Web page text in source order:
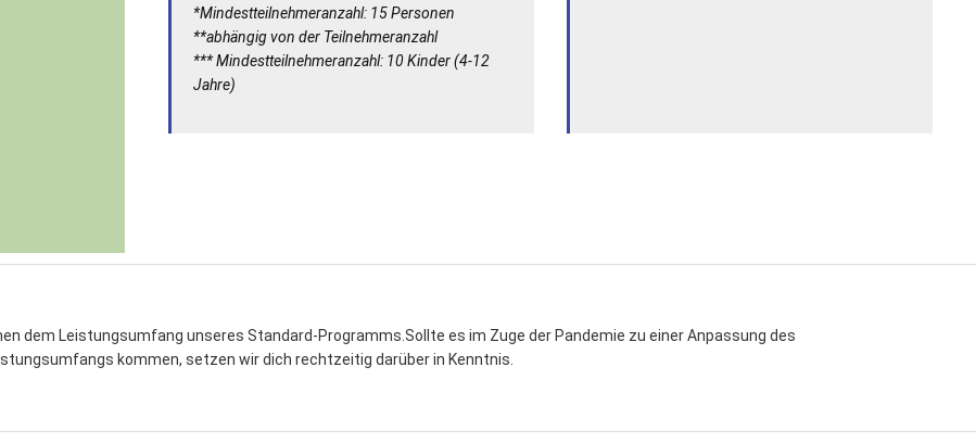
*Mindestteilnehmeranzahl: 15 Personen
**abhängig von der Teilnehmeranzahl
*** Mindestteilnehmeranzahl: 10 Kinder (4-12
Jahre)
dem Leistungsumfang unseres Standard-Programms. Sollte es im Zuge der Pandemie zu einer Anpassung des
kommen, setzen wir dich rechtzeitig darüber in Kenntnis.